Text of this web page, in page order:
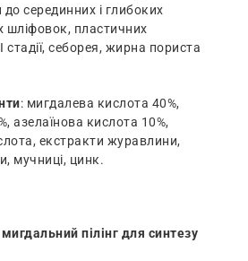
до серединних і глибоких
шліфовок, пластичних
стадії, себорея, жирна пориста
: мигдалева кислота 40%,
азелаїнова кислота 10%,
екстракти журавлини,
мучниці, цинк.
пілінг для синтезу